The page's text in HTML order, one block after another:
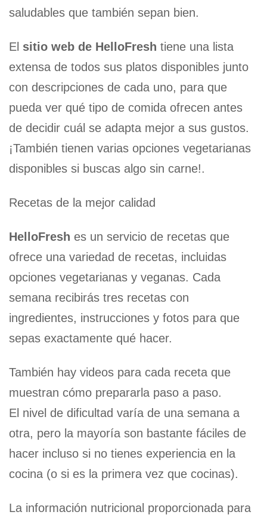
saludables que también sepan bien.
El sitio web de HelloFresh tiene una lista
extensa de todos sus platos disponibles junto
con descripciones de cada uno, para que
pueda ver qué tipo de comida ofrecen antes
de decidir cuál se adapta mejor a sus gustos.
¡También tienen varias opciones vegetarianas
disponibles si buscas algo sin carne!.
Recetas de la mejor calidad
HelloFresh es un servicio de recetas que
ofrece una variedad de recetas, incluidas
opciones vegetarianas y veganas. Cada
semana recibirás tres recetas con
ingredientes, instrucciones y fotos para que
sepas exactamente qué hacer.
También hay videos para cada receta que
muestran cómo prepararla paso a paso.
El nivel de dificultad varía de una semana a
otra, pero la mayoría son bastante fáciles de
hacer incluso si no tienes experiencia en la
cocina (o si es la primera vez que cocinas).
La información nutricional proporcionada para